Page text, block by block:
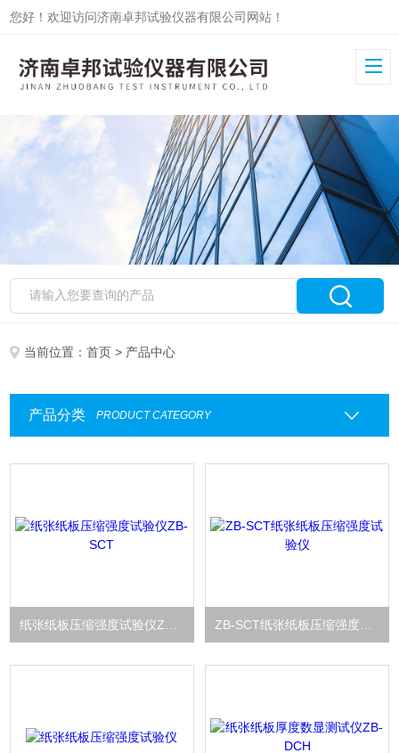
您好！欢迎访问济南卓邦试验仪器有限公司网站！
当前位置：首页 > 产品中心
产品分类 PRODUCT CATEGORY